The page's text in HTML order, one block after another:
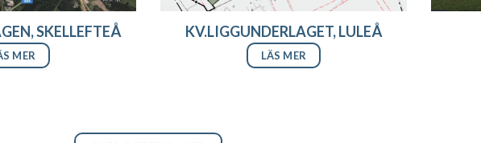
SKELLEFTEÅ
MER
KV.LIGGUNDERLAGET, LULEÅ
LÄS MER